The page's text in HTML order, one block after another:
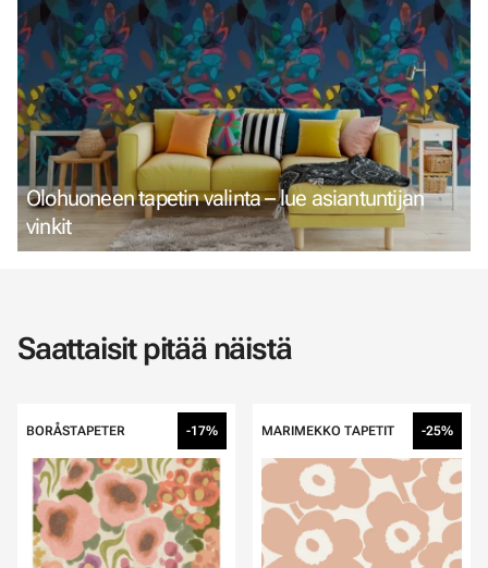
Olohuoneen tapetin valinta – lue asiantuntijan
vinkit
Saattaisit pitää näistä
BORÅSTAPETER -17% MARIMEKKO TAPETIT -25%